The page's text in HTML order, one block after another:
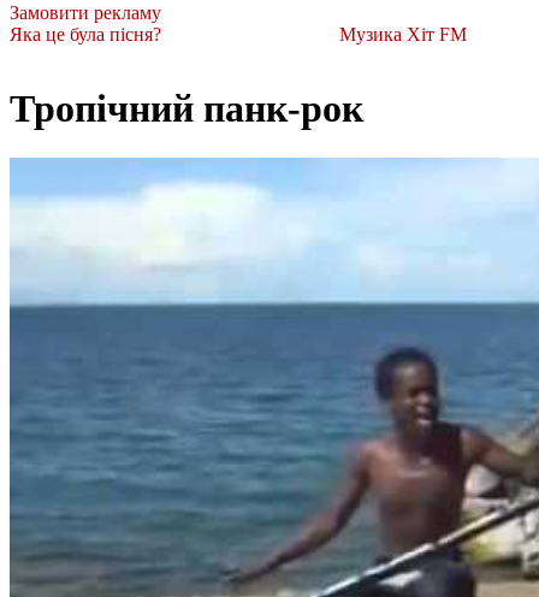
Замовити рекламу
Яка це була пісня?
Музика Хіт FM
Тропічний панк-рок